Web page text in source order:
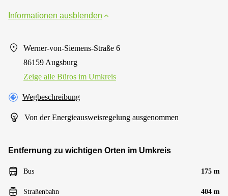
Informationen ausblenden
Werner-von-Siemens-Straße 6
86159 Augsburg
Zeige alle Büros im Umkreis
Wegbeschreibung
Von der Energieausweisregelung ausgenommen
Entfernung zu wichtigen Orten im Umkreis
Bus 175 m
Straßenbahn 404 m